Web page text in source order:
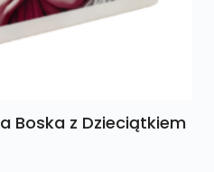
Boska z Dzieciątkiem